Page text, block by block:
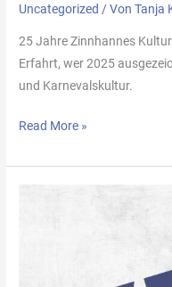
Uncategorized / VonTanja
25 Jahre Zinnhannes
Erfahrt, wer 2025
und Karnevalskultur.
Read More »